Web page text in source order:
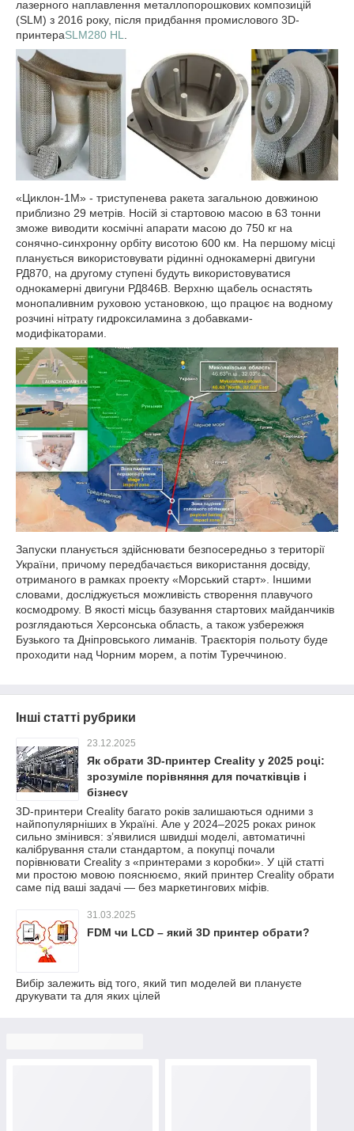
лазерного наплавлення металлопорошкових композицій
(SLM) з 2016 року, після придбання промислового 3D-
принтераSLM280 HL
«Циклон-1М» - триступенева ракета загальною довжиною
приблизно 29 метрів. Носій зі стартовою масою в 63 тонни
зможе виводити космічні апарати масою до 750 кг на
сонячно-синхронну орбіту висотою 600 км. На першому місці
планується використовувати рідинні однокамерні двигуни
РД870, на другому ступені будуть використовуватися
однокамерні двигуни РД846В. Верхню щабель оснастять
монопаливним руховою установкою, що працює на водному
розчині нітрату гидроксиламина з добавками-
модифікаторами.
Запуски планується здійснювати безпосередньо з території
України, причому передбачається використання досвіду,
отриманого в рамках проекту «Морський старт». Іншими
словами, досліджується можливість створення плавучого
космодрому. В якості місць базування стартових майданчиків
розглядаються Херсонська область, а також узбережжя
Бузького та Дніпровського лиманів. Траєкторія польоту буде
проходити над Чорним морем, а потім Туреччиною.
Інші статті рубрики
23.12.2025
Як обрати 3D‑принтер Creality у 2025 році:
зрозуміле порівняння для початківців і
бізнесу
3D‑принтери Creality багато років залишаються одними з
найпопулярніших в Україні. Але у 2024–2025 роках ринок
сильно змінився: зʼявилися швидші моделі, автоматичні
калібрування стали стандартом, а покупці почали
порівнювати Creality з «принтерами з коробки». У цій статті
ми простою мовою пояснюємо, який принтер Creality обрати
саме під ваші задачі — без маркетингових міфів.
31.03.2025
FDM чи LCD – який 3D принтер обрати?
Вибір залежить від того, який тип моделей ви плануєте
друкувати та для яких цілей